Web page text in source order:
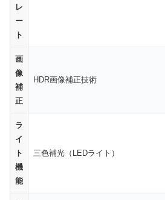
レ
ー
ト
画
像
補
正
HDR画像補正技術
ラ
イ
ト
機
能
三色補光（LEDライト）